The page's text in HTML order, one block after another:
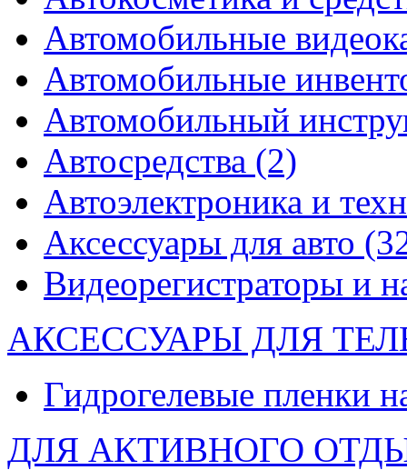
Автомобильные
Автомобильные
Автомобильный
Автосредства (2)
Автоэлектроника и
Аксессуары для авто
Видеорегистраторы и
АКСЕССУАРЫ ДЛЯ
Гидрогелевые пленки
ДЛЯ АКТИВНОГО